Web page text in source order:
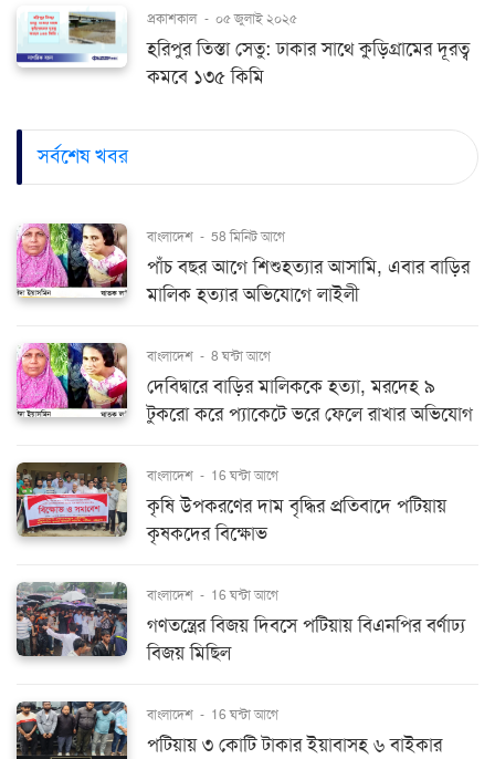
প্রকাশকাল - ০৫ জুলাই ২০২৫
হরিপুর তিস্তা সেতু: ঢাকার সাথে কুড়িগ্রামের দূরত্ব
কমবে ১৩৫ কিমি
সর্বশেষ খবর
বাংলাদেশ - 58 মিনিট আগে
পাঁচ বছর আগে শিশুহত্যার আসামি, এবার বাড়ির
মালিক হত্যার অভিযোগে লাইলী
বাংলাদেশ - 8 ঘন্টা আগে
দেবিদ্বারে বাড়ির মালিককে হত্যা, মরদেহ ৯
টুকরো করে প্যাকেটে ভরে ফেলে রাখার অভিযোগ
বাংলাদেশ - 16 ঘন্টা আগে
কৃষি উপকরণের দাম বৃদ্ধির প্রতিবাদে পটিয়ায়
কৃষকদের বিক্ষোভ
বাংলাদেশ - 16 ঘন্টা আগে
গণতন্ত্রের বিজয় দিবসে পটিয়ায় বিএনপির বর্ণাঢ্য
বিজয় মিছিল
বাংলাদেশ - 16 ঘন্টা আগে
পটিয়ায় ৩ কোটি টাকার ইয়াবাসহ ৬ বাইকার